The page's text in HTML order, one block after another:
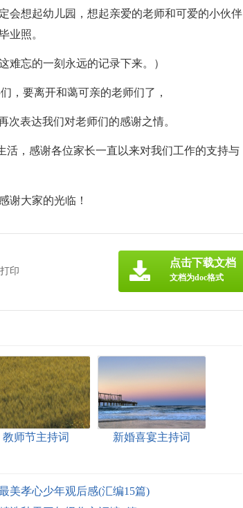
会想起幼儿园，想起亲爱的老师和可爱的小伙伴
业照。
难忘的一刻永远的记录下来。）
，要离开和蔼可亲的老师们了，
表达我们对老师们的感谢之情。
，感谢各位家长一直以来对我们工作的支持与
谢大家的光临！
印
点击下载文档
文档为doc格式
教师节主持词 新婚喜宴主持词
美孝心少年观后感(汇编15篇)